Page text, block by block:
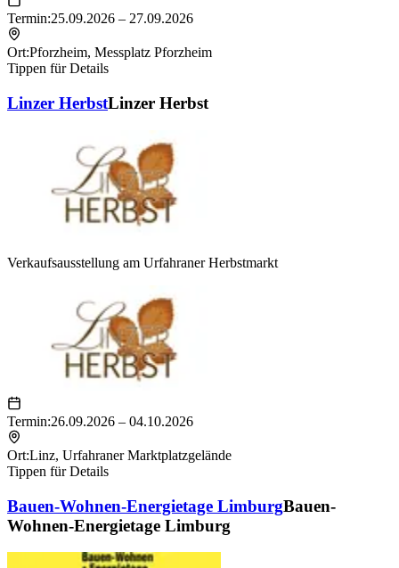
Termin:25.09.2026 – 27.09.2026
Ort:Pforzheim, Messplatz Pforzheim
Tippen für Details
Linzer HerbstLinzer Herbst
Verkaufsausstellung am Urfahraner Herbstmarkt
Termin:26.09.2026 – 04.10.2026
Ort:Linz, Urfahraner Marktplatzgelände
Tippen für Details
Bauen-Wohnen-Energietage LimburgBauen-
Wohnen-Energietage Limburg